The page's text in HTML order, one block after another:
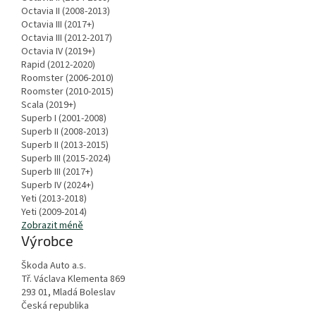
Octavia II (2008-2013)
Octavia III (2017+)
Octavia III (2012-2017)
Octavia IV (2019+)
Rapid (2012-2020)
Roomster (2006-2010)
Roomster (2010-2015)
Scala (2019+)
Superb I (2001-2008)
Superb II (2008-2013)
Superb II (2013-2015)
Superb III (2015-2024)
Superb III (2017+)
Superb IV (2024+)
Yeti (2013-2018)
Yeti (2009-2014)
Zobrazit méně
Výrobce
Škoda Auto a.s.
Tř. Václava Klementa 869
293 01, Mladá Boleslav
Česká republika